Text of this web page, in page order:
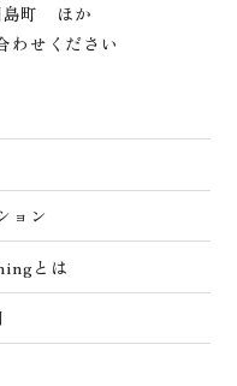
町 ほか
わせください
ョン
とは